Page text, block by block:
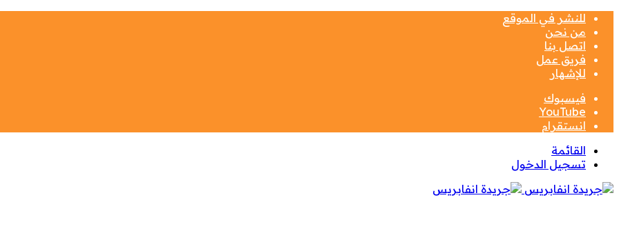
للنشر في الموقع
من نحن
اتصل بنا
فريق عمل
للإشهار
فيسبوك
‫YouTube
انستقرام
القائمة
تسجيل الدخول